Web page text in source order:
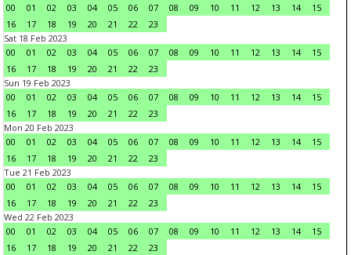
00
01 02 03 04 05 06 07 08 09 10 11 12 13 14
15
16
17 18 19 20 21 22
23
Sat 18 Feb 2023
00
01 02 03 04 05 06 07 08 09 10 11 12 13 14
15
16
17 18 19 20 21 22
23
Sun 19 Feb 2023
00
01 02 03 04 05 06 07 08 09 10 11 12 13 14
15
16
17 18 19 20 21 22
23
Mon 20 Feb 2023
00
01 02 03 04 05 06 07 08 09 10 11 12 13 14
15
16
17 18 19 20 21 22
23
Tue 21 Feb 2023
00
01 02 03 04 05 06 07 08 09 10 11 12 13 14
15
16
17 18 19 20 21 22
23
Wed 22 Feb 2023
00
01 02 03 04 05 06 07 08 09 10 11 12 13 14
15
16
17 18 19 20 21 22
23